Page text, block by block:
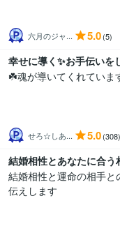
六月のジャ... 5.0(5)
幸せに導く✨お手伝いを
☘️魂が導いてくれていま
せろ☆しあ... 5.0(308)
結婚相性とあなたに合
結婚相性と運命の相手
伝えします